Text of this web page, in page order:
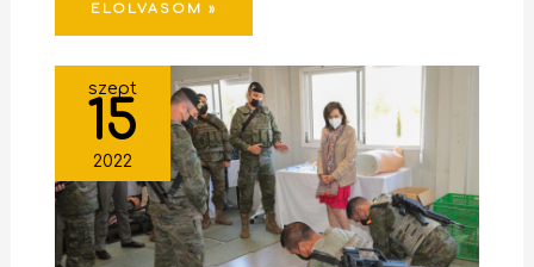
ELOLVASOM »
szept
15
2022